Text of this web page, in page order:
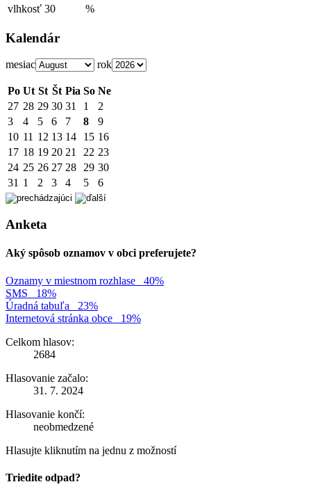
vlhkosť 30 %
Kalendár
mesiac rok
Po Ut St Št Pia So Ne
27 28 29 30 31 1
2
3
4 5 6 7 8
9
10 11 12 13 14 15 16
17 18 19 20 21 22 23
24 25 26 27 28 29 30
31 1 2 3 4 5 6
Anketa
Aký spôsob oznamov v obci preferujete?
Oznamy v miestnom rozhlase
40%
SMS
18%
Úradná tabuľa
23%
Internetová stránka obce
19%
Celkom hlasov:
2684
Hlasovanie začalo:
31. 7. 2024
Hlasovanie končí:
neobmedzené
Hlasujte kliknutím na jednu z možností
Triedite odpad?